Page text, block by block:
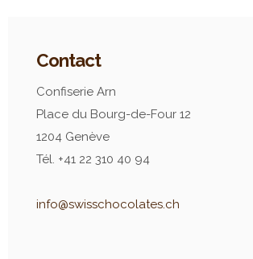
Contact
Confiserie Arn
Place du Bourg-de-Four 12
1204 Genève
Tél. +41 22 310 40 94
info@swisschocolates.ch